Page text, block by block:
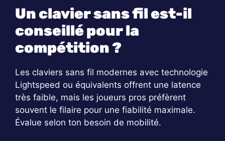
Un clavier sans fil est-il
conseillé pour la
compétition ?
Les claviers sans fil modernes avec technologie
Lightspeed ou équivalents offrent une latence
très faible, mais les joueurs pros préfèrent
souvent le filaire pour une fiabilité maximale.
Évalue selon ton besoin de mobilité.